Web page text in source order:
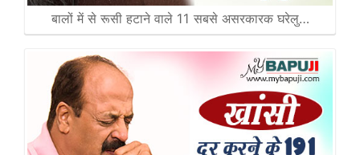
बालों में से रूसी हटाने वाले 11 सबसे असरकारक घरेलु…